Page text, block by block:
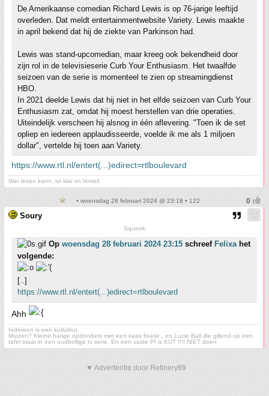
De Amerikaanse comedian Richard Lewis is op 76-jarige leeftijd
overleden. Dat meldt entertainmentwebsite Variety. Lewis maakte
in april bekend dat hij de ziekte van Parkinson had.
Lewis was stand-upcomedian, maar kreeg ook bekendheid door
zijn rol in de televisieserie Curb Your Enthusiasm. Het twaalfde
seizoen van de serie is momenteel te zien op streamingdienst
HBO.
In 2021 deelde Lewis dat hij niet in het elfde seizoen van Curb Your
Enthusiasm zat, omdat hij moest herstellen van drie operaties.
Uiteindelijk verscheen hij alsnog in één aflevering. "Toen ik de set
opliep en iedereen applaudisseerde, voelde ik me als 1 miljoen
dollar", vertelde hij toen aan Variety.
https://www.rtl.nl/entert(...)edirect=rtlboulevard
Wer lesen kann, ist klar im Vorteil.
• woensdag 28 februari 2024 @ 23:18 • 122
Soury
Squeek
Op woensdag 28 februari 2024 23:15 schreef Felixahet
volgende:
[..]
https://www.rtl.nl/entert(...)edirect=rtlboulevard
Ahh
Iedereen is een kutlultrut
Muizen? Kleine harige opdonders met een kaas fixatie., en Lucie Ball die gillend op een
tafel staat in een oudbollige tv serie. En een vaste PI is KUT !!!! NIET doen
▼ Advertentie door Refinery89